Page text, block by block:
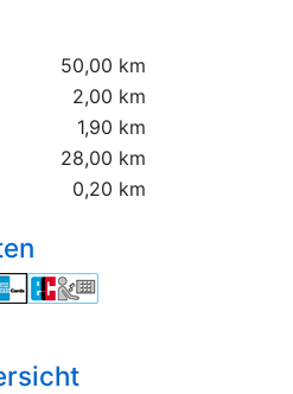
50,00 km
2,00 km
1,90 km
28,00 km
0,20 km